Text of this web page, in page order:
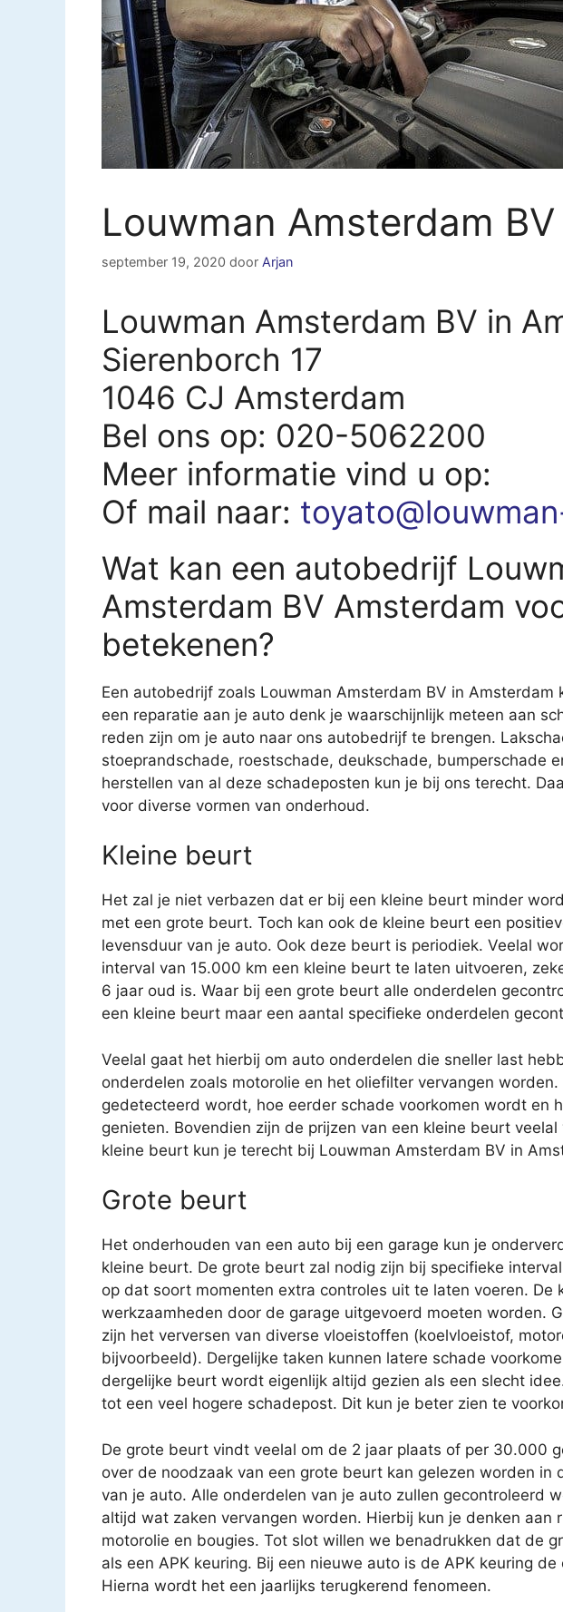
Louwman Amsterdam
september 19, 2020 door Arjan
Louwman Amsterdam BV in
Sierenborch 17
1046 CJ Amsterdam
Bel ons op: 020-5062200
Meer informatie vind u op:
Of mail naar:
Wat kan een autobedrijf
Amsterdam BV Amsterdam
betekenen?
Een autobedrijf zoals Louwman Amsterdam BV in Amsterdam
een reparatie aan je auto denk je waarschijnlijk meteen aan
reden zijn om je auto naar ons autobedrijf te brengen.
stoeprandschade, roestschade, deukschade, bumperschade
herstellen van al deze schadeposten kun je bij ons terecht.
voor diverse vormen van onderhoud.
Kleine beurt
Het zal je niet verbazen dat er bij een kleine beurt minder
met een grote beurt. Toch kan ook de kleine beurt een
levensduur van je auto. Ook deze beurt is periodiek. Veelal
interval van 15.000 km een kleine beurt te laten uitvoeren,
6 jaar oud is. Waar bij een grote beurt alle onderdelen
een kleine beurt maar een aantal specifieke onderdelen
Veelal gaat het hierbij om auto onderdelen die sneller last
onderdelen zoals motorolie en het oliefilter vervangen
gedetecteerd wordt, hoe eerder schade voorkomen wordt en
genieten. Bovendien zijn de prijzen van een kleine beurt
kleine beurt kun je terecht bij Louwman Amsterdam BV in
Grote beurt
Het onderhouden van een auto bij een garage kun je
kleine beurt. De grote beurt zal nodig zijn bij specifieke
op dat soort momenten extra controles uit te laten voeren. De
werkzaamheden door de garage uitgevoerd moeten worden.
zijn het verversen van diverse vloeistoffen (koelvloeistof,
bijvoorbeeld). Dergelijke taken kunnen latere schade
dergelijke beurt wordt eigenlijk altijd gezien als een slecht
tot een veel hogere schadepost. Dit kun je beter zien te
De grote beurt vindt veelal om de 2 jaar plaats of per 30.000
over de noodzaak van een grote beurt kan gelezen worden in
van je auto. Alle onderdelen van je auto zullen gecontroleerd
altijd wat zaken vervangen worden. Hierbij kun je denken aan
motorolie en bougies. Tot slot willen we benadrukken dat de
als een APK keuring. Bij een nieuwe auto is de APK keuring
Hierna wordt het een jaarlijks terugkerend fenomeen.